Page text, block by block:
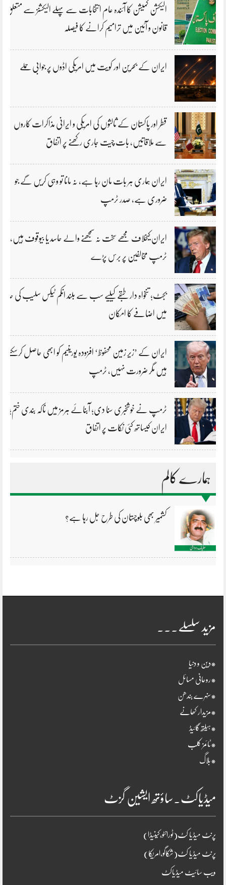
الیکشن کمیشن کا آئندہ عام انتخابات سے پہلے الیکشنز سے متعلق
قانون و آئین میں ترامیم کرانے کا فیصلہ
ایران کے بحرین اور کویت میں امریکی اڈوں پر جوابی حملے
قطر اور پاکستان کے ثالثوں کی امریکی و ایرانی مذاکرات کاروں
سے ملاقاتیں، بات چیت جاری رکھنے پر اتفاق
ایران ہماری ہر بات مان رہا ہے، نہ مانا تو وہی کریں گے جو
ضروری ہے، صدر ٹرمپ
ایران کیخلاف مجھے سخت نہ سمجھنے والے حاسد یا بیوقوف ہیں،
ٹرمپ مخالفین پر برس پڑے
بجٹ؛ تنخواہ دار طبقے کیلیے سب سے بلند انکم ٹیکس سلیب کی حد
میں اضافے کا امکان
ایران کے ’زیر زمین محفوظ‘ افزودہ یورینیم کو ابھی حاصل کرسکتے
ہیں مگر ضرورت نہیں، ٹرمپ
ٹرمپ نے خوشخبری سنا دی؛ آبنائے ہرمز میں ناکہ بندی ختم؛
ایران کیساتھ کئی نکات پر اتفاق
ہمارے کالم
کشمیر بھی بلوچستان کی طرح جل رہا ہے؟
مزید سلسلے۔۔۔
*دین و دنیا
*روحانی مسائل
*سنہرے بندھن
*مزیدار کھانے
*ہیلتھ گائیڈ
*ٹائمز کلب
*بلاگ
میڈیاکٹ۔ساؤتھ ایشین گزٹ
پرنٹ میڈیا کٹ(ٹورانٹو،کینیڈا)
پرنٹ میڈیا کٹ(شکاگو،امریکا)
ویب سائیٹ میڈیاکٹ